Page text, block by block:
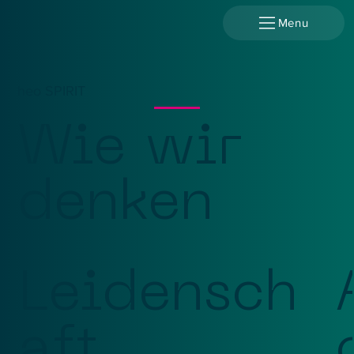
Menu
Wie wir
denken
Leidensch